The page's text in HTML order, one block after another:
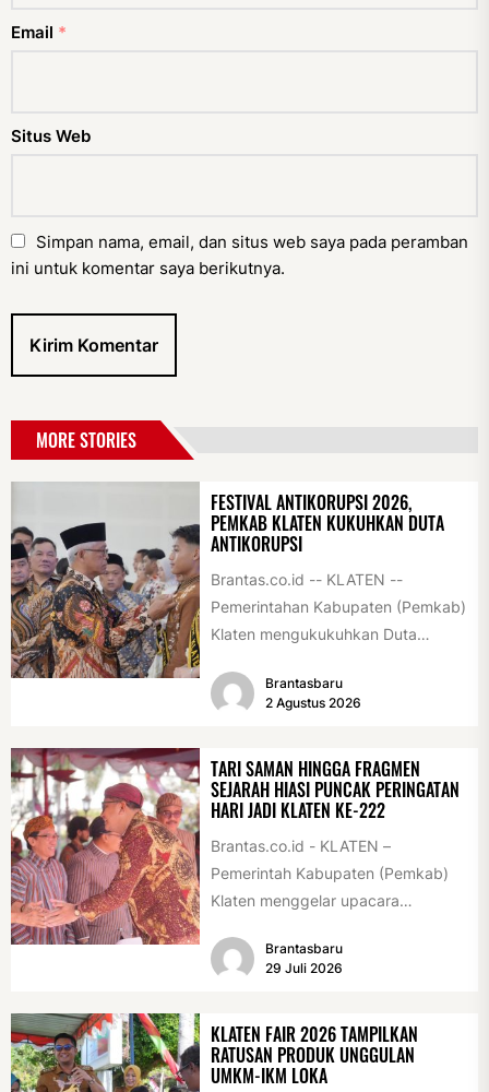
Email *
Situs Web
Simpan nama, email, dan situs web saya pada peramban
ini untuk komentar saya berikutnya.
MORE STORIES
FESTIVAL ANTIKORUPSI 2026,
PEMKAB KLATEN KUKUHKAN DUTA
ANTIKORUPSI
Brantas.co.id -- KLATEN --
Pemerintahan Kabupaten (Pemkab)
Klaten mengukukuhkan Duta
pelajar dan pemuda. Pengukuhan
tersebut digelar...
Brantasbaru
2 Agustus 2026
TARI SAMAN HINGGA FRAGMEN
SEJARAH HIASI PUNCAK PERINGATAN
HARI JADI KLATEN KE-222
Brantas.co.id - KLATEN –
Pemerintah Kabupaten (Pemkab)
Klaten menggelar upacara
di Alun-alun Klaten, Selasa
Brantasbaru
29 Juli 2026
KLATEN FAIR 2026 TAMPILKAN
RATUSAN PRODUK UNGGULAN
UMKM-IKM LOKA